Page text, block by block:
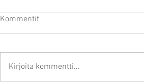
Kommentit
Kirjoita kommentti...